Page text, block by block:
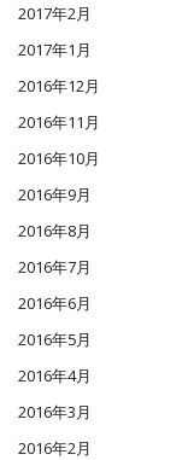
2017年2月
2017年1月
2016年12月
2016年11月
2016年10月
2016年9月
2016年8月
2016年7月
2016年6月
2016年5月
2016年4月
2016年3月
2016年2月